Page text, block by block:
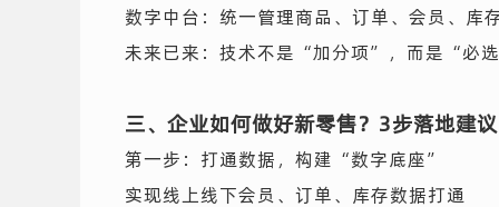
数字中台：统一管理商品、订单、会员、库
未来已来：技术不是“加分项”，而是“必选
三、企业如何做好新零售？3步落地建议
第一步：打通数据，构建“数字底座”
实现线上线下会员、订单、库存数据打通